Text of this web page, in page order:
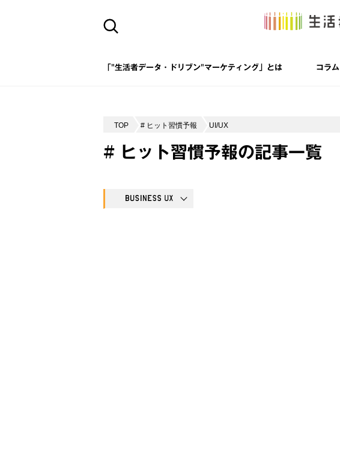
「"生活者データ・ドリブン"マーケティング」とは コラム
TOP # ヒット習慣予報 UI/UX
# ヒット習慣予報の記事一覧